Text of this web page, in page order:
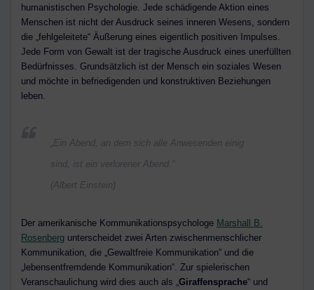
humanistischen Psychologie. Jede schädigende Aktion eines
Menschen ist nicht der Ausdruck seines inneren Wesens, sondern
die „fehlgeleitete“ Äußerung eines eigentlich positiven Impulses.
Jede Form von Gewalt ist der tragische Ausdruck eines unerfüllten
Bedürfnisses. Grundsätzlich ist der Mensch ein soziales Wesen
und möchte in befriedigenden und konstruktiven Beziehungen
leben.
„Ein Abend, an dem sich alle Anwesenden einig
sind, ist ein verlorener Abend.“
(Albert Einstein)
Der amerikanische Kommunikationspsychologe Marshall B.
Rosenberg unterscheidet zwei Arten zwischenmenschlicher
Kommunikation, die „Gewaltfreie Kommunikation“ und die
„lebensentfremdende Kommunikation“. Zur spielerischen
Veranschaulichung wird dies auch als „ Giraffensprache“ und